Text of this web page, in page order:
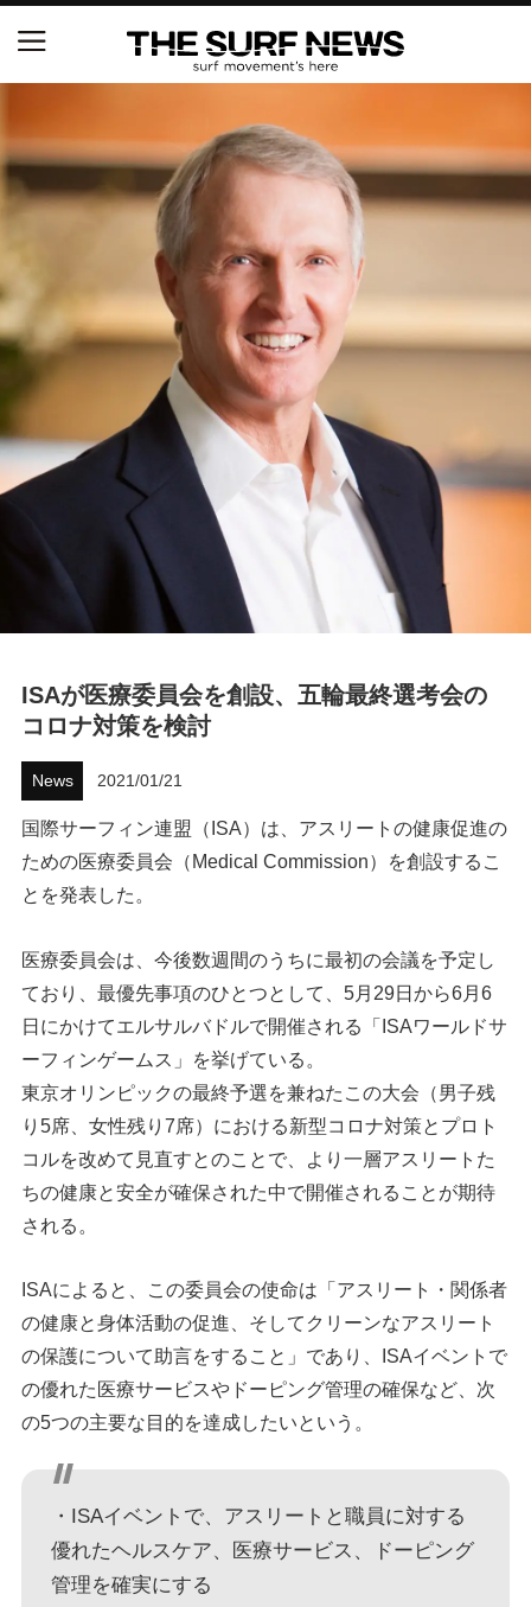
ISAが医療委員会を創設、五輪最終選考会の
コロナ対策を検討
News 2021/01/21
国際サーフィン連盟（ISA）は、アスリートの健康促進の
ための医療委員会（Medical Commission）を創設するこ
とを発表した。
医療委員会は、今後数週間のうちに最初の会議を予定し
ており、最優先事項のひとつとして、5月29日から6月6
日にかけてエルサルバドルで開催される「ISAワールドサ
ーフィンゲームス」を挙げている。
東京オリンピックの最終予選を兼ねたこの大会（男子残
り5席、女性残り7席）における新型コロナ対策とプロト
コルを改めて見直すとのことで、より一層アスリートた
ちの健康と安全が確保された中で開催されることが期待
される。
ISAによると、この委員会の使命は「アスリート・関係者
の健康と身体活動の促進、そしてクリーンなアスリート
の保護について助言をすること」であり、ISAイベントで
の優れた医療サービスやドーピング管理の確保など、次
の5つの主要な目的を達成したいという。
・ISAイベントで、アスリートと職員に対する
優れたヘルスケア、医療サービス、ドーピング
管理を確実にする
NSAと茅ヶ崎市が包括連携協定を締結 自治体との
【五十嵐カノア独占インタビュー】旧友レオ、ジャ
ックとの豪華プライベートセッション
S.ONE ショート＆ロング開幕戦・現地リポート（高
橋みなと）
ニュース
製品情報
特集
試合
ハウツー
ホリデースタイル
ウェストジャパン
イベント・リリース
FOLLOW US ON